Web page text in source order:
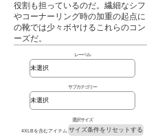
役割も担っているのだ。繊細なシ
やコーナーリング時の加重の起点
の靴では少々ボヤけるこれらのコ
ーズだ。
レーベル
サブカテゴリー
選択サイズ
4XLBを含むアイテム サイズ条件をリセットする